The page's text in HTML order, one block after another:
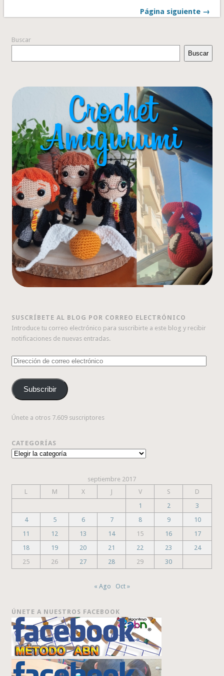
Página siguiente →
Buscar
Buscar
SUSCRÍBETE AL BLOG POR CORREO ELECTRÓNICO
Introduce tu correo electrónico para suscribirte a este blog y recibir
notificaciones de nuevas entradas.
Dirección
correo
electrónico
Subscribir
Únete a otros 7.609 suscriptores
CATEGORÍAS
Categorías
septiembre 2017
L
M X J V S
D
1
2
3
4
5 6 7 8 9
10
11
12 13 14 15 16
17
18
19 20 21 22 23
24
25
26 27 28 29 30
« Ago Oct »
ÚNETE A NUESTROS FACEBOOK